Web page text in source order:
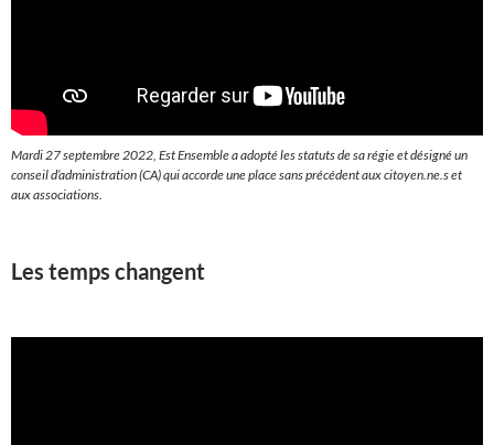
Mardi 27 septembre 2022, Est Ensemble a adopté les statuts de sa régie et désigné un
conseil d’administration (CA) qui accorde une place sans précédent aux citoyen.ne.s et
aux associations.
Les temps changent